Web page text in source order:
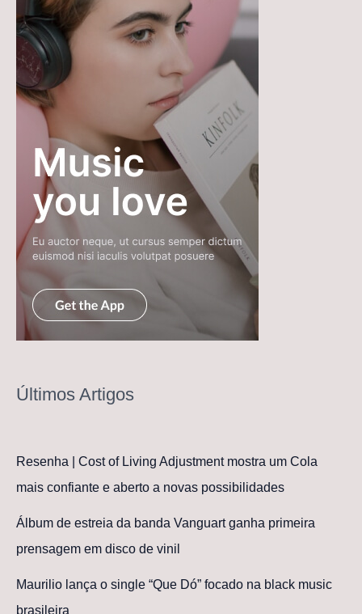
Últimos Artigos
Resenha | Cost of Living Adjustment mostra um Cola
mais confiante e aberto a novas possibilidades
Álbum de estreia da banda Vanguart ganha primeira
prensagem em disco de vinil
Maurilio lança o single “Que Dó” focado na black music
brasileira